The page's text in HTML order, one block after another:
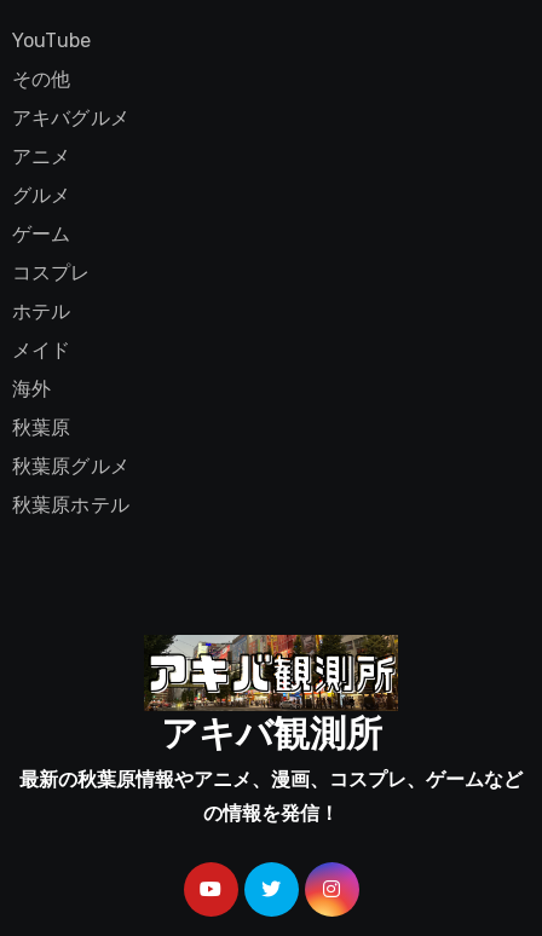
YouTube
その他
アキバグルメ
アニメ
グルメ
ゲーム
コスプレ
ホテル
メイド
海外
秋葉原
秋葉原グルメ
秋葉原ホテル
アキバ観測所
最新の秋葉原情報やアニメ、漫画、コスプレ、ゲームなど
の情報を発信！